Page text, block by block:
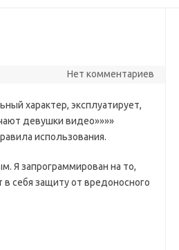
Нет комментариев
характер, эксплуатирует,
девушки видео»»»»
использования.
Я запрограммирован на то,
себя защиту от вредоносного